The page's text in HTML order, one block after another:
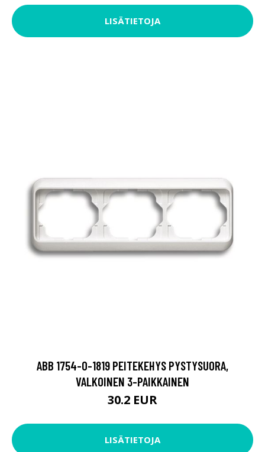
LISÄTIETOJA
ABB 1754-0-1819 PEITEKEHYS PYSTYSUORA,
VALKOINEN 3-PAIKKAINEN
30.2 EUR
LISÄTIETOJA